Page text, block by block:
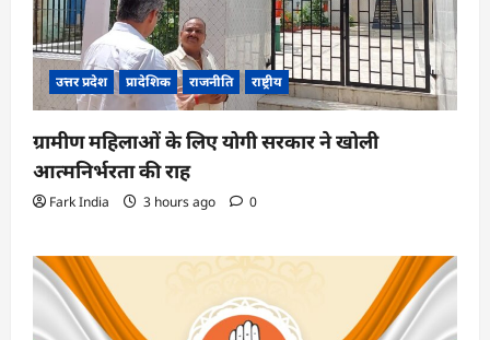
उत्तर प्रदेश प्रादेशिक राजनीति राष्ट्रीय
ग्रामीण महिलाओं के लिए योगी सरकार ने खोली
आत्मनिर्भरता की राह
Fark India 3 hours ago 0